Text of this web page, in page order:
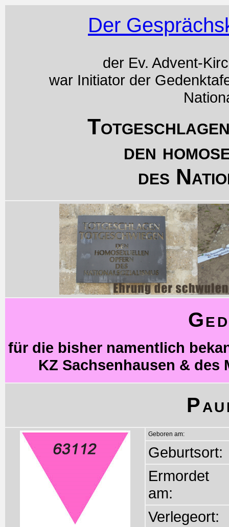
Der
der Ev. Advent-
war Initiator der
den
des
für die bisher namentlich
KZ Sachsenhausen & des
Geboren am:
Geburtsort:
Ermordet
am:
Verlegeort: